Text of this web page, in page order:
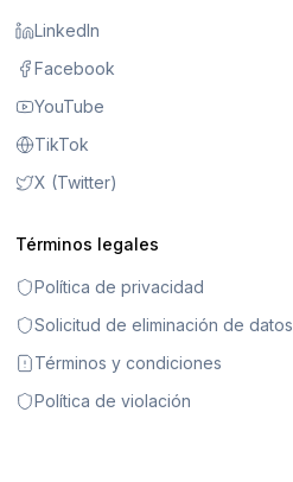
LinkedIn
Facebook
YouTube
TikTok
X (Twitter)
Términos legales
Política de privacidad
Solicitud de eliminación de datos
Términos y condiciones
Política de violación